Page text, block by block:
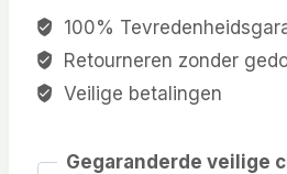
100%
Retourneren zonder
Veilige betalingen
Gegaranderde veilige